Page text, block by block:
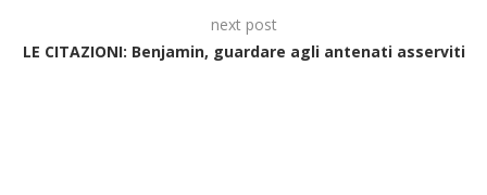
next post
LE CITAZIONI: Benjamin, guardare agli antenati asserviti